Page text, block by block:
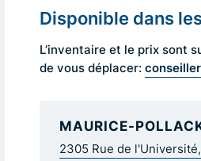
Disponible dans
L’inventaire et le prix sont
de vous déplacer:
MAURICE-
2305 Rue de